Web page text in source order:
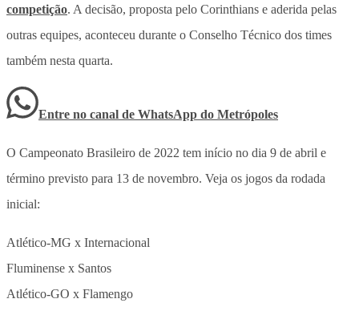
competição. A decisão, proposta pelo Corinthians e aderida pelas
outras equipes, aconteceu durante o Conselho Técnico dos times
também nesta quarta.
Entre no canal de WhatsApp do Metrópoles
O Campeonato Brasileiro de 2022 tem início no dia 9 de abril e
término previsto para 13 de novembro. Veja os jogos da rodada
inicial:
Atlético-MG x Internacional
Fluminense x Santos
Atlético-GO x Flamengo